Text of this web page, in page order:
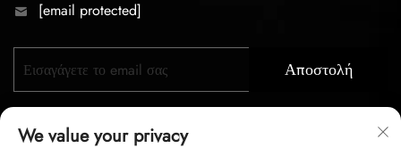
[email protected]
Αποστολή
We value your privacy